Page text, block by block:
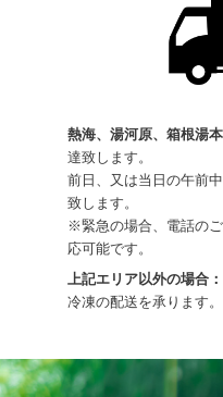
熱海、湯河原、箱根湯
達致します。
前日、又は当日の午前
致します。
※緊急の場合、電話の
応可能です。
上記エリア以外の場合：
冷凍の配送を承ります